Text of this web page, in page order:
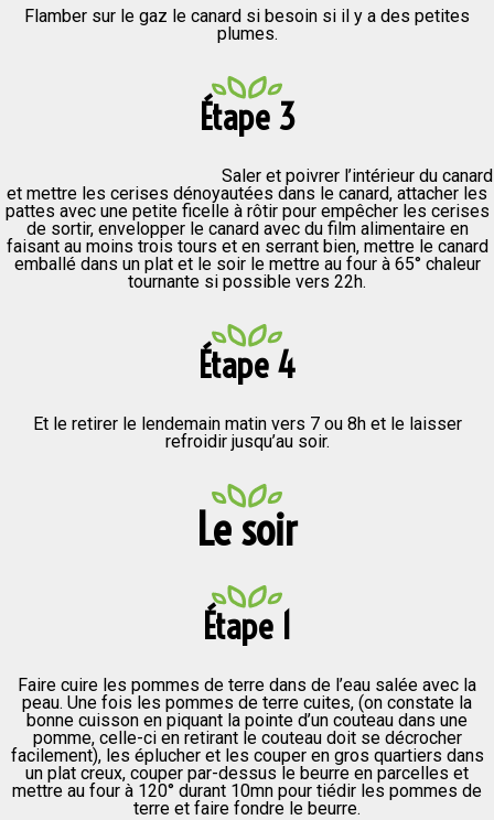
Flamber sur le gaz le canard si besoin si il y a des petites
plumes.
Étape 3
Saler et poivrer l’intérieur du canard
et mettre les cerises dénoyautées dans le canard, attacher les
pattes avec une petite ficelle à rôtir pour empêcher les cerises
de sortir, envelopper le canard avec du film alimentaire en
faisant au moins trois tours et en serrant bien, mettre le canard
emballé dans un plat et le soir le mettre au four à 65° chaleur
tournante si possible vers 22h.
Étape 4
Et le retirer le lendemain matin vers 7 ou 8h et le laisser
refroidir jusqu’au soir.
Le soir
Étape 1
Faire cuire les pommes de terre dans de l’eau salée avec la
peau. Une fois les pommes de terre cuites, (on constate la
bonne cuisson en piquant la pointe d’un couteau dans une
pomme, celle-ci en retirant le couteau doit se décrocher
facilement), les éplucher et les couper en gros quartiers dans
un plat creux, couper par-dessus le beurre en parcelles et
mettre au four à 120° durant 10mn pour tiédir les pommes de
terre et faire fondre le beurre.